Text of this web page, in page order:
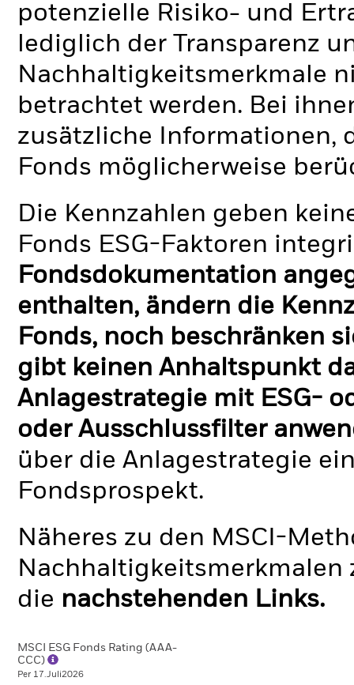
potenzielle Risiko- und
lediglich der Transparenz
Nachhaltigkeitsmerkmale
betrachtet werden. Bei
zusätzliche Informationen,
Fonds möglicherweise
Die Kennzahlen geben
Fonds ESG-Faktoren
Fondsdokumentation
enthalten, ändern die
Fonds, noch beschränken
gibt keinen Anhaltspunkt
Anlagestrategie mit ESG-
oder Ausschlussfilter
über die Anlagestrategie
Fondsprospekt.
Näheres zu den MSCI-
Nachhaltigkeitsmerkmalen
die nachstehenden Links.
MSCI ESG Fonds Rating (AAA-
CCC)
Per 17.Juli2026